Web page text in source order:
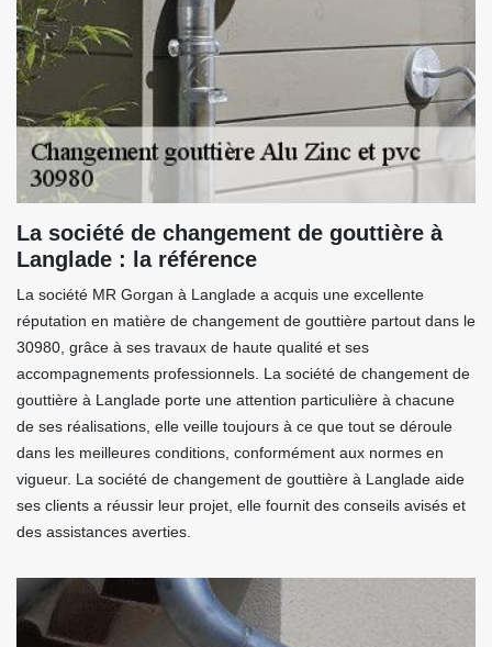
La société de changement de gouttière à
Langlade : la référence
La société MR Gorgan à Langlade a acquis une excellente
réputation en matière de changement de gouttière partout dans le
30980, grâce à ses travaux de haute qualité et ses
accompagnements professionnels. La société de changement de
gouttière à Langlade porte une attention particulière à chacune
de ses réalisations, elle veille toujours à ce que tout se déroule
dans les meilleures conditions, conformément aux normes en
vigueur. La société de changement de gouttière à Langlade aide
ses clients a réussir leur projet, elle fournit des conseils avisés et
des assistances averties.